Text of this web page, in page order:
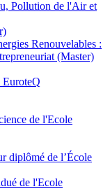
Pollution de l'Air et
Renouvelables :
(Master)
de l'Ecole
diplômé de l’École
de l'Ecole